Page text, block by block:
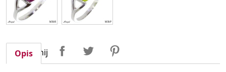
Udostępnij UdostępnijTweetuj
Opis